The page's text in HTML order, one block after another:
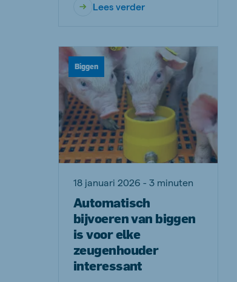
Lees verder
Biggen
18 januari 2026 - 3 minuten
Automatisch
bijvoeren van biggen
is voor elke
zeugenhouder
interessant